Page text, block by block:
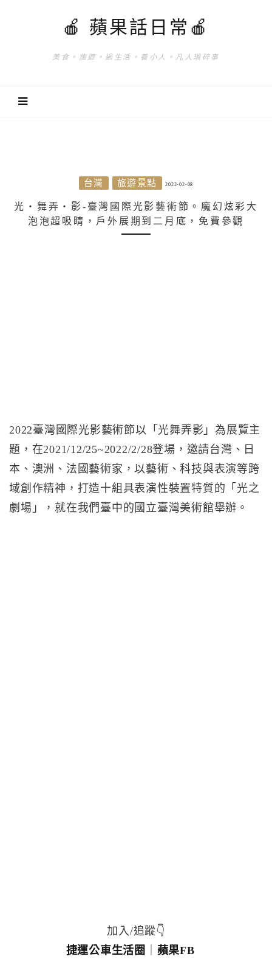
🍎 蘋果話日常🍎
美食。旅遊。過生活。養小人。凡人瑣碎事
台灣 旅遊景點 2022-02-08
光‧舞弄‧影-臺灣國際光影藝術節。魔幻炫彩大
泡泡超吸睛，戶外展期到二月底，免費參觀
2022臺灣國際光影藝術節以「光舞弄影」為展覽主
題，在2021/12/25~2022/2/28登場，邀請台灣、日
本、澳洲、法國藝術家，以藝術、科技與表演等跨
域創作精神，打造十組具表演性裝置特質的「光之
劇場」，就在我們臺中的國立臺灣美術館舉辦。
加入/追蹤👇
捷運公車生活圈
蘋果FB